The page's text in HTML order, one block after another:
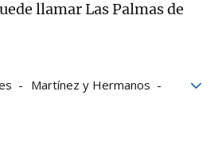
llamar Las Palmas de
Martínez y Hermanos